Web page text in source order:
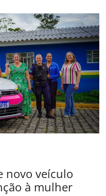
novo veículo
à mulher